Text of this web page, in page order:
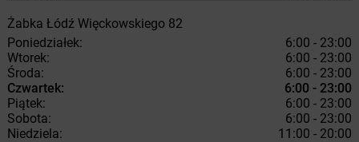
Żabka Łódź Więckowskiego 82
Poniedziałek:
6:00 - 23:00
Wtorek:
6:00 - 23:00
Środa:
6:00 - 23:00
Czwartek:
6:00 - 23:00
Piątek:
6:00 - 23:00
Sobota:
6:00 - 23:00
Niedziela:
11:00 - 20:00